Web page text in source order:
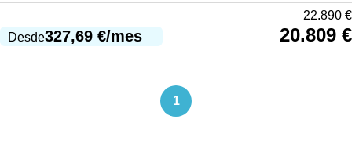
Desde327,69 €/mes
22.890€
20.809 €
1